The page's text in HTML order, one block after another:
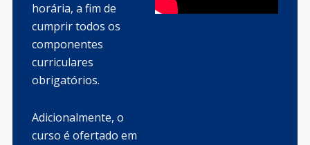
horária, a fim de
cumprir todos os
componentes
curriculares
obrigatórios.
Adicionalmente, o
curso é ofertado em